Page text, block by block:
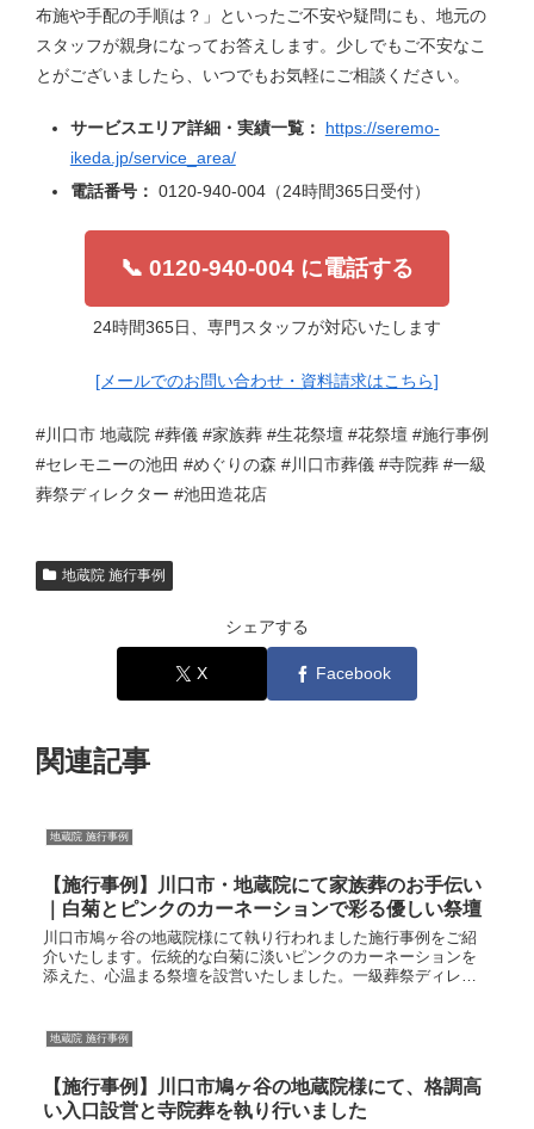
布施や手配の手順は？」といったご不安や疑問にも、地元の
スタッフが親身になってお答えします。少しでもご不安なこ
とがございましたら、いつでもお気軽にご相談ください。
サービスエリア詳細・実績一覧：
https://seremo-
ikeda.jp/service_area/
電話番号： 0120-940-004（24時間365日受付）
📞 0120-940-004 に電話する
24時間365日、専門スタッフが対応いたします
[メールでのお問い合わせ・資料請求はこちら]
#川口市 地蔵院 #葬儀 #家族葬 #生花祭壇 #花祭壇 #施行事例
#セレモニーの池田 #めぐりの森 #川口市葬儀 #寺院葬 #一級
葬祭ディレクター #池田造花店
地蔵院 施行事例
シェアする
X Facebook
関連記事
地蔵院 施行事例
【施行事例】川口市・地蔵院にて家族葬のお手伝い
｜白菊とピンクのカーネーションで彩る優しい祭壇
川口市鳩ヶ谷の地蔵院様にて執り行われました施行事例をご紹
介いたします。伝統的な白菊に淡いピンクのカーネーションを
添えた、心温まる祭壇を設営いたしました。一級葬祭ディレク
地蔵院 施行事例
【施行事例】川口市鳩ヶ谷の地蔵院様にて、格調高
い入口設営と寺院葬を執り行いました